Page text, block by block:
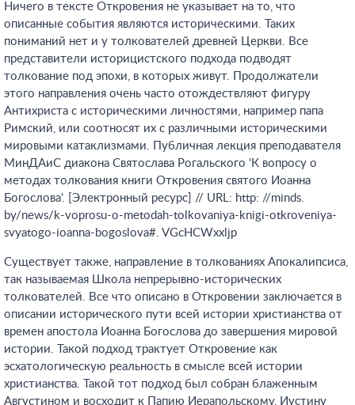
Ничего в тексте Откровения не указывает на то, что
описанные события являются историческими. Таких
пониманий нет и у толкователей древней Церкви. Все
представители историцистского подхода подводят
толкование под эпохи, в которых живут. Продолжатели
этого направления очень часто отождествляют фигуру
Антихриста с историческими личностями, например папа
Римский, или соотносят их с различными историческими
мировыми катаклизмами. Публичная лекция преподавателя
МинДАиС диакона Святослава Рогальского 'К вопросу о
методах толкования книги Откровения святого Иоанна
Богослова'. [Электронный ресурс] // URL: http: //minds.
by/news/k-voprosu-o-metodah-tolkovaniya-knigi-otkroveniya-
svyatogo-ioanna-bogoslova#. VGcHCWxxljp
Существует также, направление в толкованиях Апокалипсиса,
так называемая Школа непрерывно-исторических
толкователей. Все что описано в Откровении заключается в
описании исторического пути всей истории христианства от
времен апостола Иоанна Богослова до завершения мировой
истории. Такой подход трактует Откровение как
эсхатологическую реальность в смысле всей истории
христианства. Такой тот подход был собран блаженным
Августином и восходит к Папию Иерапольскому, Иустину